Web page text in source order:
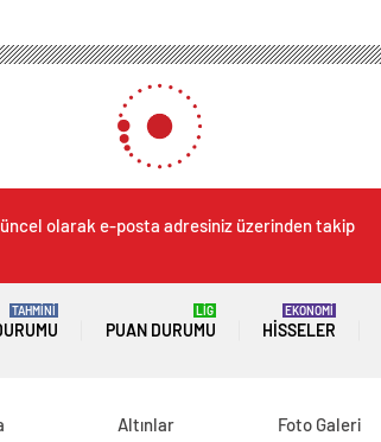
olarak e-posta adresiniz üzerinden takip
TAHMİNİ
PUAN DURUMU
LİG
HISSELER
EKONOMİ
Altınlar Foto Galeri